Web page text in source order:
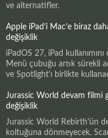
ve alternatifler.
Apple iPad’i Mac’e biraz
değişiklik
iPadOS 27, iPad
Menü çubuğu artık sürekli
ve Spotlight'ı birlikte
Jurassic World devam filmi
değişiklik
Jurassic World Rebirth'ün
koltuğuna dönmeyecek.